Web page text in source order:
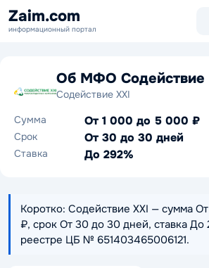
Zaim.com
информационный портал
Об МФО Содействие
Содействие XXI
Сумма
От 1 000 до 5 000 ₽
Срок От 30 до 30 дней
Ставка До 292%
Коротко: Содействие XXI — сумма
₽, срок От 30 до 30 дней, ставка До
реестре ЦБ № 651403465006121.